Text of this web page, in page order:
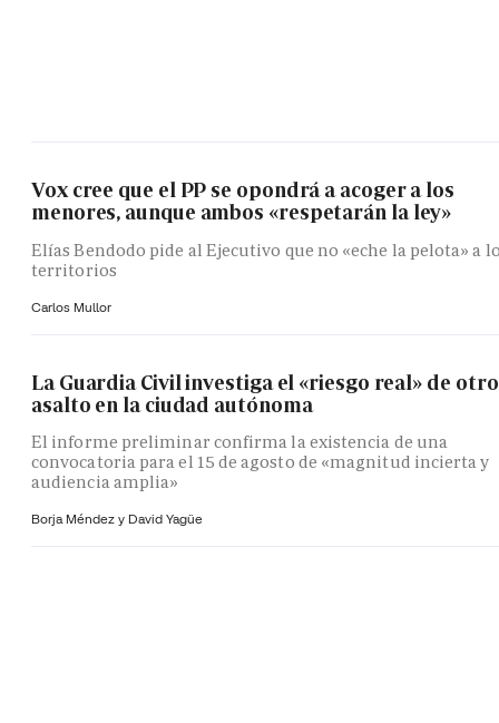
Vox cree que el PP se opondrá a acoger a los
menores, aunque ambos «respetarán la ley»
Elías Bendodo pide al Ejecutivo que no «eche la pelota» a
territorios
Carlos Mullor
La Guardia Civil investiga el «riesgo real» de otro
asalto en la ciudad autónoma
El informe preliminar confirma la existencia de una
convocatoria para el 15 de agosto de «magnitud incierta y
audiencia amplia»
Borja Méndez y David Yagüe